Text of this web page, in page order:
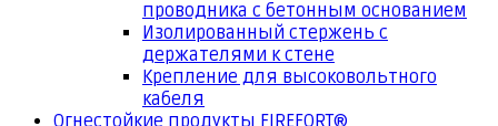
проводника с бетонным основанием
Изолированный стержень с
держателями к стене
Крепление для высоковольтного
кабеля
Огнестойкие продукты FIREFORT®